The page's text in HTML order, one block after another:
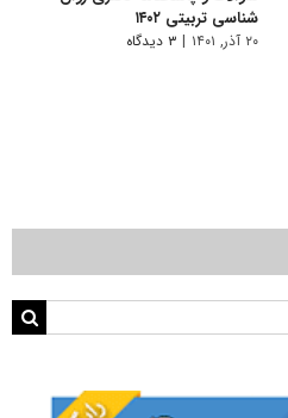
شناسی تربیتی ۱۴۰۲
۲۰ آذر, ۱۴۰۱ | ۳ دیدگاه